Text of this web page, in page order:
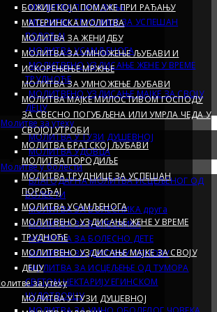
МОЛИТВА ПОРОДИЉЕ
МОЛИТВА ТРУДНИЦЕ ЗА УСПЕШАН
ПОРОЂАЈ
МОЛИТВА УСАМЉЕНОГА
МОЛИТВЕНО УЗДИСАЊЕ ЖЕНЕ У ВРЕМЕ
ТРУДНОЋЕ
МОЛИТВЕНО УЗДИСАЊЕ МАЈКЕ ЗА СВОЈУ
ДЕЦУ
Молитве за утеху
МОЛИТВА У ТУЗИ ДУШЕВНОЈ
МОЛИТВА УДОВЦА
Молитве у болести
БЛАГОДАРНА МОЛИТВА ИСЦЕЉЕНОГ ОД
БОЛЕСТИ
МОЛИТВА ЗА БОЛЕСНИКА друга
МОЛИТВА ЗА БОЛЕСНИКА
МОЛИТВА ЗА БОЛЕСНО ДЕТЕ
МОЛИТВА ЗА ДУХОВНУ ОБНОВУ
МОЛИТВА ЗА ИСЦЕЉЕЊЕ ОД ТУМОРА
СВЕТОМ НЕКТАРИЈУ ЕГИНСКОМ
ЧУДОТВОРЦУ
БОЖИЈЕ КОЈА ПОМАЖЕ ПРИ РАЂАЊУ
МАТЕРИНСКА МОЛИТВА
МОЛИТВА ЗА ЖЕНИДБУ
МОЛИТВА ЗА УМНОЖЕЊЕ ЉУБАВИ И
ИСКОРЕЊЕЊЕ МРЖЊЕ
МОЛИТВА ЗА УМНОЖЕЊЕ ЉУБАВИ
МОЛИТВА МАЈКЕ МИЛОСТИВОМ ГОСПОДУ
ЗА СВЕСНО ПОГУБЉЕНА ИЛИ УМРЛА ЧЕДА У
СВОЈОЈ УТРОБИ
МОЛИТВА БРАТСКОЈ ЉУБАВИ
МОЛИТВА ПОРОДИЉЕ
МОЛИТВА ТРУДНИЦЕ ЗА УСПЕШАН
ПОРОЂАЈ
МОЛИТВА УСАМЉЕНОГА
МОЛИТВЕНО УЗДИСАЊЕ ЖЕНЕ У ВРЕМЕ
ТРУДНОЋЕ
МОЛИТВЕНО УЗДИСАЊЕ МАЈКЕ ЗА СВОЈУ
ДЕЦУ
за утеху
МОЛИТВА У ТУЗИ ДУШЕВНОЈ